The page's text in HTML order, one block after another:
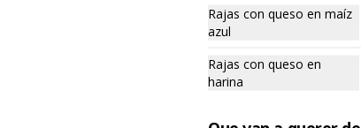
Rajas con queso en maíz
azul
Rajas con queso en
harina